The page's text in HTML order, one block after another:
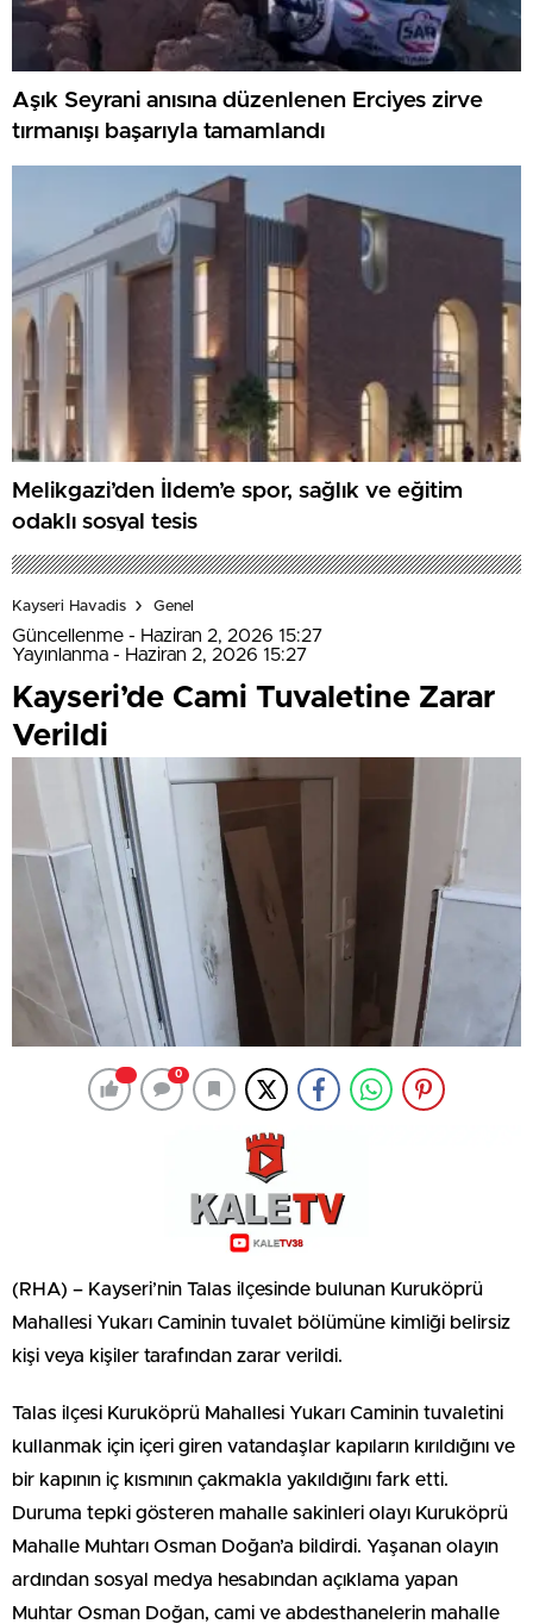
Aşık Seyrani anısına düzenlenen Erciyes zirve
tırmanışı başarıyla tamamlandı
Melikgazi’den İldem’e spor, sağlık ve eğitim
odaklı sosyal tesis
Kayseri Havadis Genel
Güncellenme - Haziran 2, 2026 15:27
Yayınlanma - Haziran 2, 2026 15:27
Kayseri’de Cami Tuvaletine Zarar
Verildi
0
(RHA) – Kayseri’nin Talas ilçesinde bulunan Kuruköprü
Mahallesi Yukarı Caminin tuvalet bölümüne kimliği belirsiz
kişi veya kişiler tarafından zarar verildi.
Talas ilçesi Kuruköprü Mahallesi Yukarı Caminin tuvaletini
kullanmak için içeri giren vatandaşlar kapıların kırıldığını ve
bir kapının iç kısmının çakmakla yakıldığını fark etti.
Duruma tepki gösteren mahalle sakinleri olayı Kuruköprü
Mahalle Muhtarı Osman Doğan’a bildirdi. Yaşanan olayın
ardından sosyal medya hesabından açıklama yapan
Muhtar Osman Doğan, cami ve abdesthanelerin mahalle